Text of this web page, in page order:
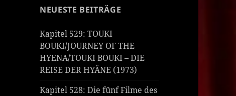
NEUESTE BEITRÄGE
Kapitel 529: TOUKI
BOUKI/JOURNEY OF THE
HYENA/TOUKI BOUKI – DIE
REISE DER HYÄNE (1973)
Kapitel 528: Die fünf Filme des